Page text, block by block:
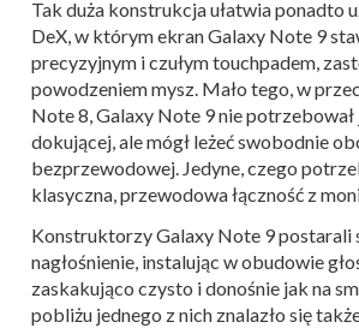
Tak duża konstrukcja ułatwia ponadto
DeX, w którym ekran Galaxy Note 9
precyzyjnym i czułym touchpadem,
powodzeniem mysz. Mało tego, w
Note 8, Galaxy Note 9 nie potrzebował
dokującej, ale mógł leżeć swobodnie
bezprzewodowej. Jedyne, czego
klasyczna, przewodowa łączność z
Konstruktorzy Galaxy Note 9 postarali
nagłośnienie, instalując w obudowie
zaskakująco czysto i donośnie jak na
pobliżu jednego z nich znalazło się